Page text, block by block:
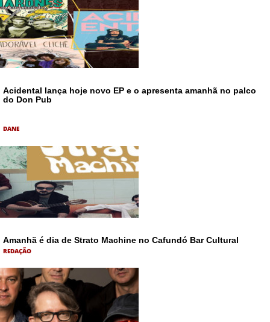
Acidental lança hoje novo EP e o apresenta amanhã no palco
do Don Pub
DANE
Amanhã é dia de Strato Machine no Cafundó Bar Cultural
REDAÇÃO